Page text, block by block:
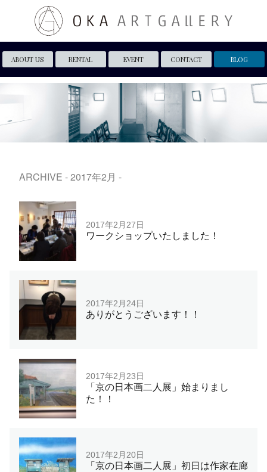
ABOUT US RENTAL EVENT CONTACT BLOG
ARCHIVE - 2017年2月 -
2017年2月27日
ワークショップいたしました！
2017年2月24日
ありがとうございます！！
2017年2月23日
「京の日本画二人展」始まりまし
た！！
2017年2月20日
「京の日本画二人展」初日は作家在廊